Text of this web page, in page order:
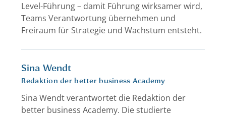
Level-Führung – damit Führung wirksamer wird,
Teams Verantwortung übernehmen und
Freiraum für Strategie und Wachstum entsteht.
Sina Wendt
Redaktion der better business Academy
Sina Wendt verantwortet die Redaktion der
better business Academy. Die studierte